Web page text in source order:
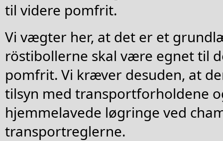
til videre pomfrit.
Vi vægter her, at det er et
röstibollerne skal være egnet til
pomfrit. Vi kræver desuden, at
tilsyn med transportforholdene
hjemmelavede løgringe ved
transportreglerne.